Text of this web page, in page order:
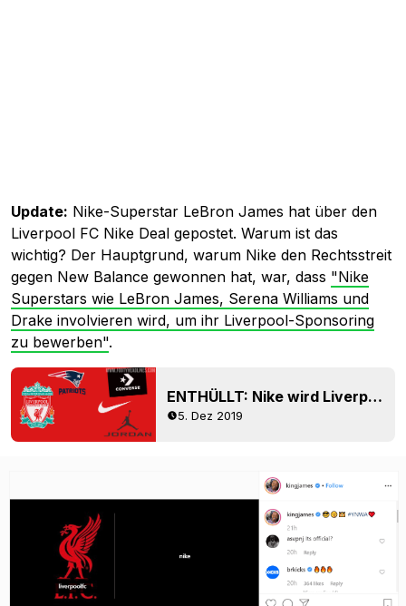
Update: Nike-Superstar LeBron James hat über den
Liverpool FC Nike Deal gepostet. Warum ist das
wichtig? Der Hauptgrund, warum Nike den Rechtsstreit
gegen New Balance gewonnen hat, war, dass "Nike
Superstars wie LeBron James, Serena Williams und
Drake involvieren wird, um ihr Liverpool-Sponsoring
zu bewerben".
ENTHÜLLT: Nike wird Liverpool Converse / Jordan (Marken in Besitz von Nike) Kollektion + US-Team Kollabo veröffentlichen
5. Dez 2019